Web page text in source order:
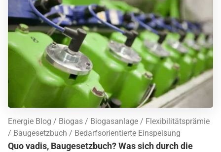
Energie Blog Biogas Biogasanlage
Flexibilitätsprämie
Baugesetzbuch
Bedarfsorientierte Einspeisung
Quo vadis, Baugesetzbuch? Was sich durch die